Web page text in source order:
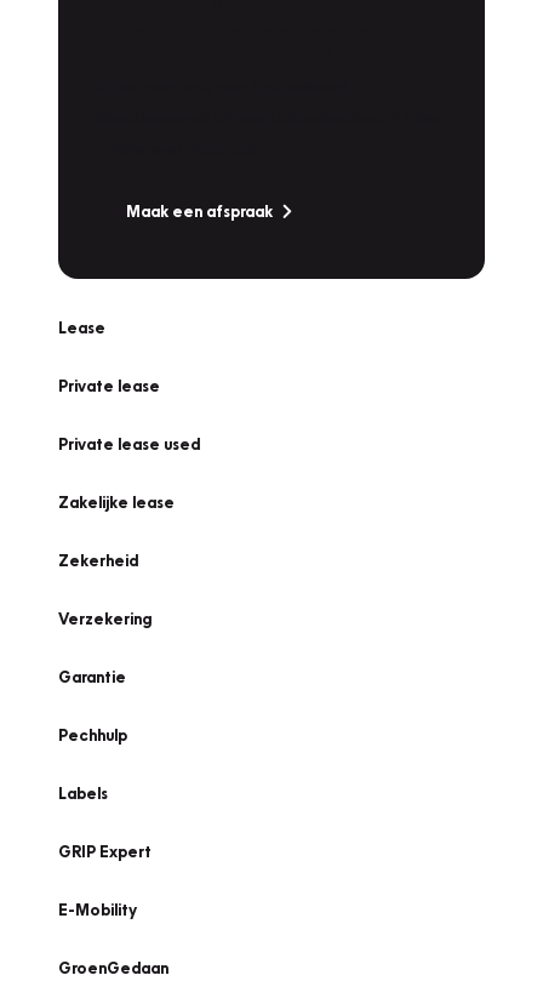
Maak een afspraak
Lease
Private lease
Private lease used
Zakelijke lease
Zekerheid
Verzekering
Garantie
Pechhulp
Labels
GRIP Expert
E-Mobility
GroenGedaan